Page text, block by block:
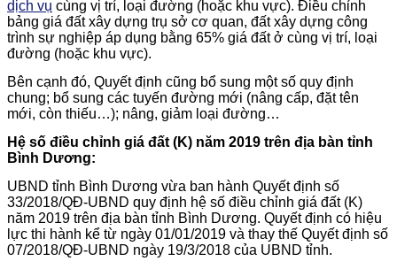
dịch vụ cùng vị trí, loại đường (hoặc khu vực). Điều chỉnh
bảng giá đất xây dựng trụ sở cơ quan, đất xây dựng công
trình sự nghiệp áp dụng bằng 65% giá đất ở cùng vị trí, loại
đường (hoặc khu vực).
Bên cạnh đó, Quyết định cũng bổ sung một số quy định
chung; bổ sung các tuyến đường mới (nâng cấp, đặt tên
mới, còn thiếu…); nâng, giảm loại đường…
Hệ số điều chỉnh giá đất (K) năm 2019 trên địa bàn tỉnh
Bình Dương:
​UBND tỉnh Bình Dương vừa ban hành Quyết định số
33/2018/QĐ-UBND quy định hệ số điều chỉnh giá đất (K)
năm 2019 trên địa bàn tỉnh Bình Dương.​ Quyết định có hiệu
lực thi hành kể từ ngày 01/01/2019 và thay thế Quyết định số
07/2018/QĐ-UBND ngày 19/3/2018 của UBND tỉnh.​